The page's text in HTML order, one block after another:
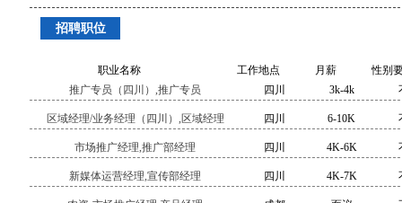
招聘职位
职业名称 工作地点 月薪
性别
推广专员（四川）,推广专员
四川 3k-4k
区域经理/业务经理（四川）,区域经理 四川 6-10K
市场推广经理,推广部经理 四川 4K-6K
新媒体运营经理,宣传部经理 四川 4K-7K